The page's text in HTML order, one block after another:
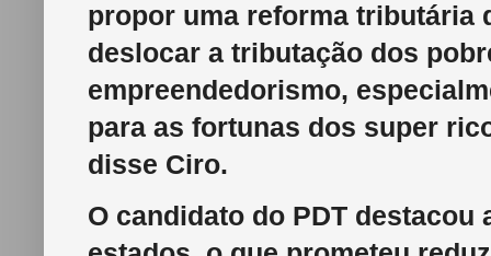
propor uma reforma tributária
deslocar a tributação dos
empreendedorismo,
para as fortunas dos super
disse Ciro.
O candidato do PDT